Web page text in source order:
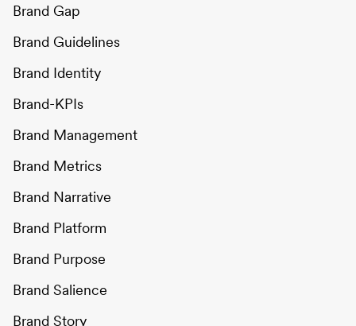
Brand Gap
Brand Guidelines
Brand Identity
Brand-KPIs
Brand Management
Brand Metrics
Brand Narrative
Brand Platform
Brand Purpose
Brand Salience
Brand Story